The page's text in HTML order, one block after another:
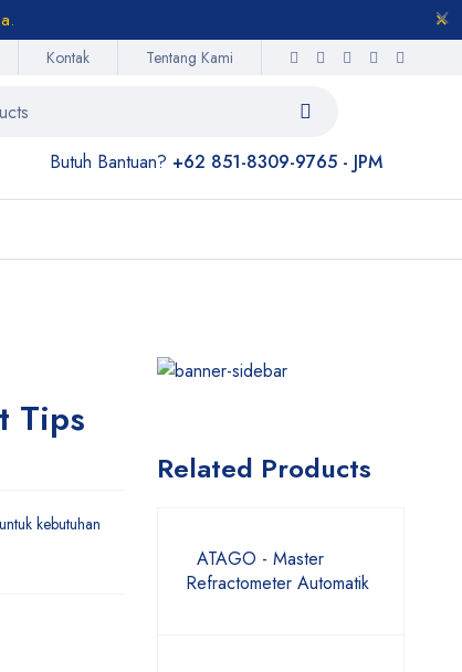
Kontak Tentang Kami
Butuh Bantuan? +62 851-8309-9765 - JPM
Tips
kebutuhan
Related Products
ATAGO - Master
Refractometer Automatik